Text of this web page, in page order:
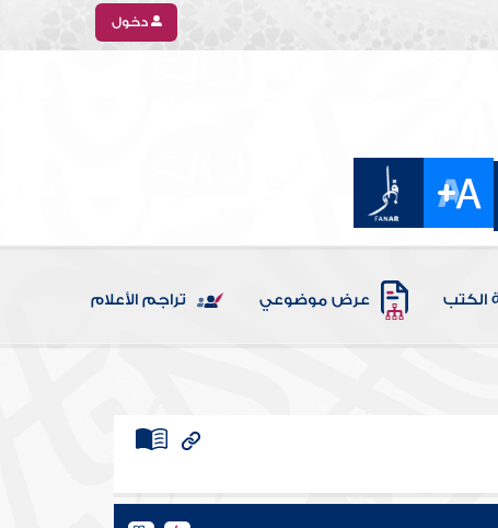
دخول
الكتب عرض موضوعي تراجم الأعلام